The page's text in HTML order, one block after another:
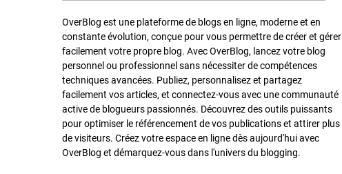
OverBlog est une plateforme de blogs en ligne, moderne et en
constante évolution, conçue pour vous permettre de créer et gérer
facilement votre propre blog. Avec OverBlog, lancez votre blog
personnel ou professionnel sans nécessiter de compétences
techniques avancées. Publiez, personnalisez et partagez
facilement vos articles, et connectez-vous avec une communauté
active de blogueurs passionnés. Découvrez des outils puissants
pour optimiser le référencement de vos publications et attirer plus
de visiteurs. Créez votre espace en ligne dès aujourd'hui avec
OverBlog et démarquez-vous dans l'univers du blogging.